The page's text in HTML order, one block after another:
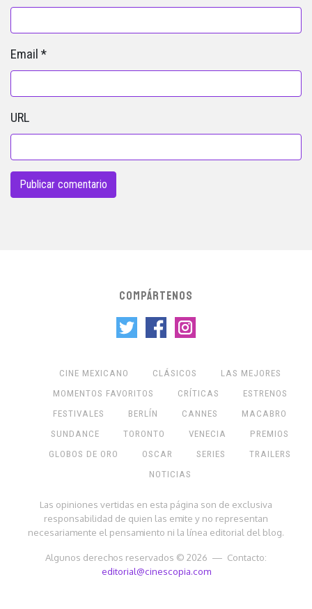
Email *
URL
COMPÁRTENOS
CINE MEXICANO CLÁSICOS
LAS MEJORES
MOMENTOS FAVORITOS
CRÍTICAS
ESTRENOS
FESTIVALES
BERLÍN CANNES
MACABRO
SUNDANCE
TORONTO VENECIA
PREMIOS
GLOBOS DE ORO
OSCAR SERIES
TRAILERS
NOTICIAS
Las opiniones vertidas en esta página son de exclusiva
responsabilidad de quien las emite y no representan
necesariamente el pensamiento ni la línea editorial del blog.
Algunos derechos reservados © 2026 — Contacto:
editorial@cinescopia.com